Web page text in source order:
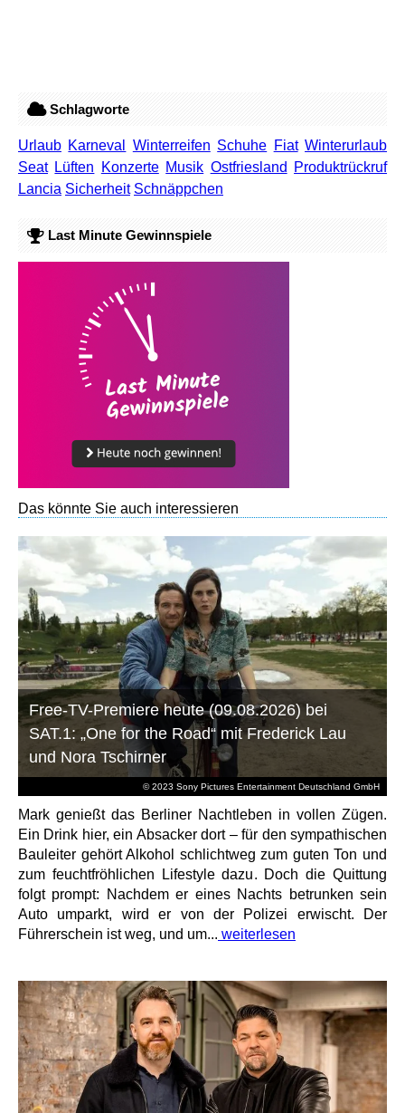
Schlagworte
Urlaub Karneval Winterreifen Schuhe Fiat Winterurlaub
Seat Lüften Konzerte Musik Ostfriesland
Produktrückruf
Lancia Sicherheit Schnäppchen
Last Minute Gewinnspiele
Das könnte Sie auch interessieren
© 2023 Sony Pictures Entertainment Deutschland GmbH
Free-TV-Premiere heute (09.08.2026) bei
SAT.1: „One for the Road“ mit Frederick Lau
und Nora Tschirner
Mark genießt das Berliner Nachtleben in vollen Zügen.
Ein Drink hier, ein Absacker dort – für den sympathischen
Bauleiter gehört Alkohol schlichtweg zum guten Ton und
zum feuchtfröhlichen Lifestyle dazu. Doch die Quittung
folgt prompt: Nachdem er eines Nachts betrunken sein
Auto umparkt, wird er von der Polizei erwischt. Der
Führerschein ist weg, und um... weiterlesen